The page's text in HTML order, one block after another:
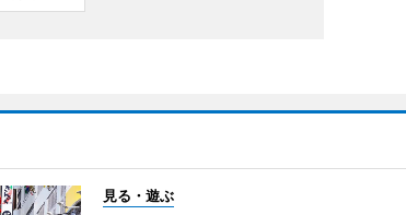
見る・遊ぶ